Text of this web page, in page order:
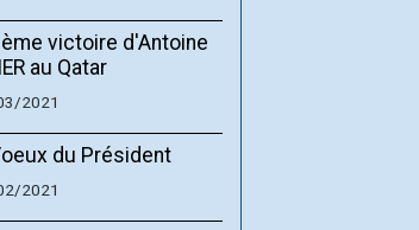
victoire d'Antoine
au Qatar
2021
du Président
2021